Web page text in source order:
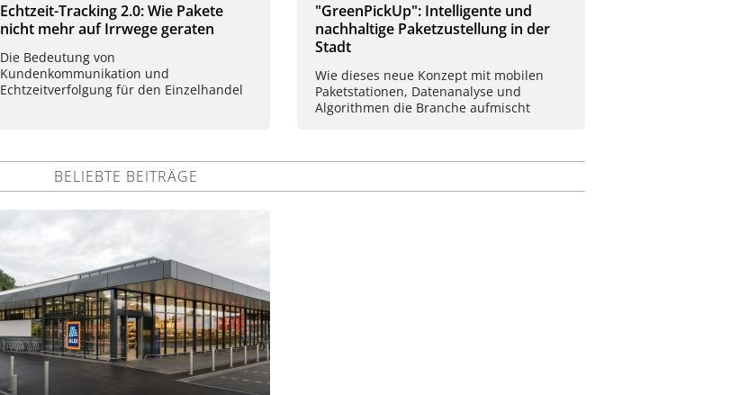
Echtzeit-Tracking 2.0: Wie Pakete
nicht mehr auf Irrwege geraten
Die Bedeutung von
Kundenkommunikation und
Echtzeitverfolgung für den Einzelhandel
"GreenPickUp": Intelligente und
nachhaltige Paketzustellung in der
Stadt
Wie dieses neue Konzept mit mobilen
Paketstationen, Datenanalyse und
Algorithmen die Branche aufmischt
BELIEBTE BEITRÄGE